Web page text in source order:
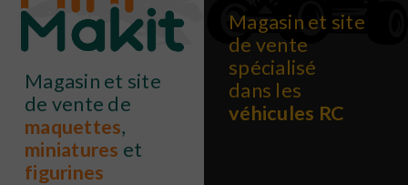
Magasin et site
de vente de
maquettes,
miniatures et
figurines
Magasin et site
de vente
spécialisé
dans les
véhicules RC